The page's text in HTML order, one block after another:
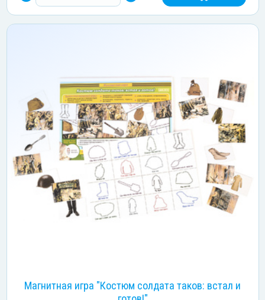
Магнитная игра "Костюм солдата таков: встал и